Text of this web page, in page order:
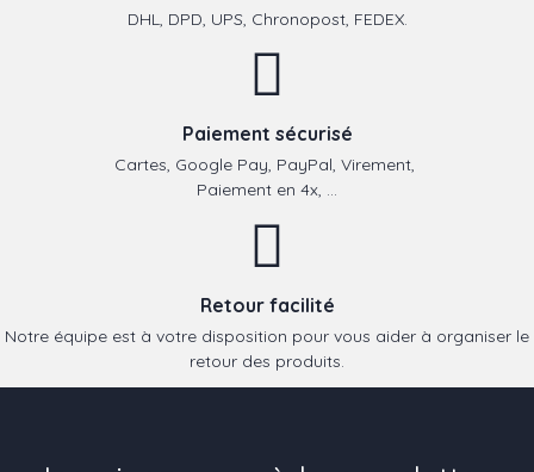
DHL, DPD, UPS, Chronopost, FEDEX.
Paiement sécurisé
Cartes, Google Pay, PayPal, Virement,
Paiement en 4x, ...
Retour facilité
Notre équipe est à votre disposition pour vous aider à organiser le
retour des produits.